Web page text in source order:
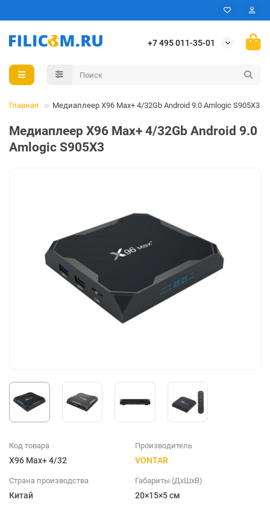
+7 495 011-35-01
Главная Медиаплеер X96 Max+ 4/32Gb Android 9.0 Amlogic S905X3
Медиаплеер X96 Max+ 4/32Gb Android 9.0
Amlogic S905X3
Код товара
X96 Max+ 4/32
Производитель
VONTAR
Страна производства
Китай
Габариты (ДхШхВ)
20×15×5 см